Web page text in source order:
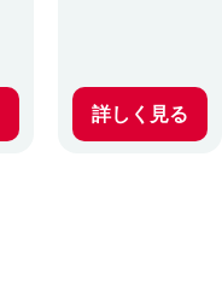
詳しく見る